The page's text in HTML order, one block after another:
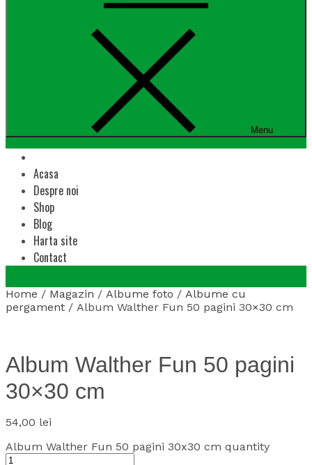
Menu
Acasa
Despre noi
Shop
Blog
Harta site
Contact
Home / Magazin / Albume foto / Albume cu
pergament / Album Walther Fun 50 pagini 30×30 cm
Album Walther Fun 50 pagini
30×30 cm
54,00 lei
Album Walther Fun 50 pagini 30x30 cm quantity